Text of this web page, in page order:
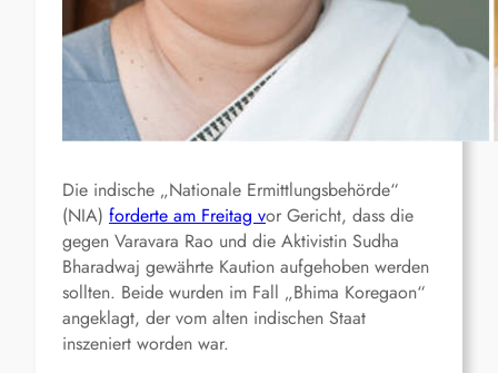
Die indische „Nationale Ermittlungsbehörde“
(NIA) forderte am Freitag vor Gericht, dass die
gegen Varavara Rao und die Aktivistin Sudha
Bharadwaj gewährte Kaution aufgehoben werden
sollten. Beide wurden im Fall „Bhima Koregaon“
angeklagt, der vom alten indischen Staat
inszeniert worden war.